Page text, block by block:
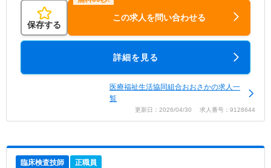
保存する
この求人を問い合わせる
詳細を見る
医療福祉生活協同組合おおさかの求人一
覧
更新日：2026/04/30 求人番号：9128644
臨床検査技師 正職員